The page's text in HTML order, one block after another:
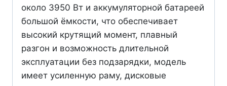
около 3950 Вт и аккумуляторной батареей
большой ёмкости, что обеспечивает
высокий крутящий момент, плавный
разгон и возможность длительной
эксплуатации без подзарядки, модель
имеет усиленную раму, дисковые